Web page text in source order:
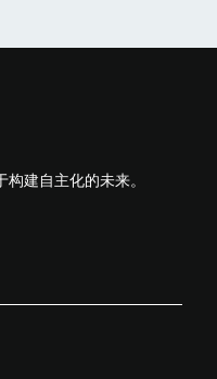
建自主化的未来。